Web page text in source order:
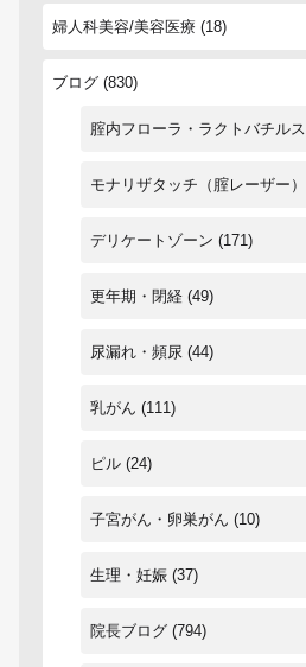
婦人科美容/美容医療 (18)
ブログ (830)
腟内フローラ・ラクトバチルス
モナリザタッチ（腟レーザー）
デリケートゾーン (171)
更年期・閉経 (49)
尿漏れ・頻尿 (44)
乳がん (111)
ピル (24)
子宮がん・卵巣がん (10)
生理・妊娠 (37)
院長ブログ (794)